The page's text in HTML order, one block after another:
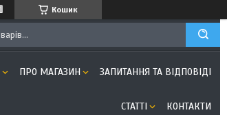
Кошик
ПРО МАГАЗИН ЗАПИТАННЯ ТА ВІДПОВІДІ
СТАТТІ КОНТАКТИ